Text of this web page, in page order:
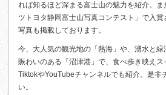
れば知るほど深まる富士山の魅力を紹介。
ツトヨタ静岡富士山写真コンテスト」で入
写真も掲載しております。
今、大人気の観光地の「熱海」や、湧水と緑
賑わいのある「沼津港」で、食べ歩き映え
TiktokやYouTubeチャンネルでも紹介。是非
い。